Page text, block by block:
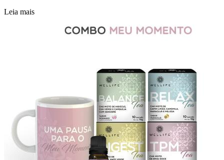
Leia mais